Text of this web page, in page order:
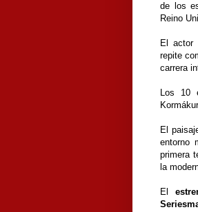
de los
Reino
El actor
repite
carrera
Los 10
El
entorno
primera
la
El